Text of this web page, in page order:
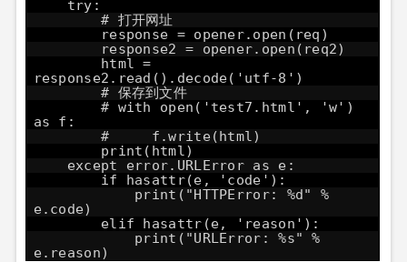
try:
# 打开网址
response = opener.open(req)
response2 = opener.open(req2)
html =
response2.read().decode('utf-8')
# 保存到文件
# with open('test7.html', 'w')
as f:
# f.write(html)
print(html)
except error.URLError as e:
if hasattr(e, 'code'):
print("HTTPError: %d" %
e.code)
elif hasattr(e, 'reason'):
print("URLError: %s" %
e.reason)